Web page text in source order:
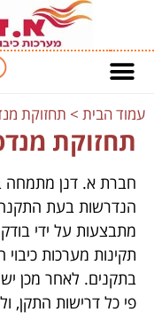
עמוד הבית > תחזוקת
תחזוקת
חברת א. דנן מתמחה
הנדרשות בעת
מתבצעות על ידי
תקינות מערכות
בתקנים. לאחר מכן
פי כל דרישות התקן,